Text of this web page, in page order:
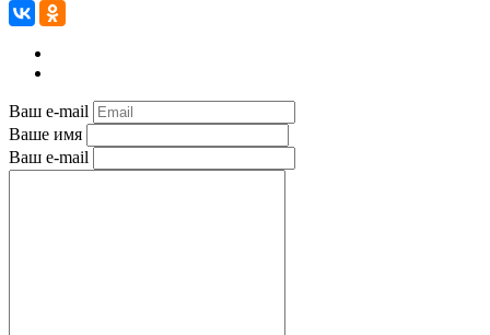
Ваш e-mail
Ваше имя
Ваш e-mail